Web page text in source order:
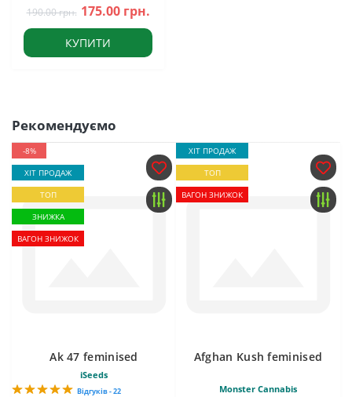
190.00 грн. 175.00 грн.
КУПИТИ
Рекомендуємо
-8%
ХІТ ПРОДАЖ
ТОП
ЗНИЖКА
ВАГОН ЗНИЖОК
Ak 47 feminised
iSeeds
Відгуків - 22
ХІТ ПРОДАЖ
ТОП
ВАГОН ЗНИЖОК
Afghan Kush feminised
Monster Cannabis